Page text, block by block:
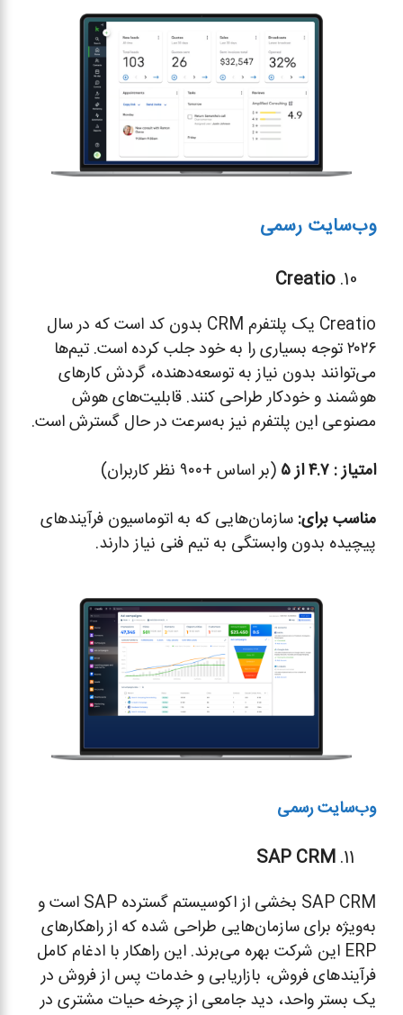
وب‌سایت رسمی
Creatio
Creatio یک پلتفرم CRM بدون کد است که در سال
۲۰۲۶ توجه بسیاری را به خود جلب کرده است. تیم‌ها
می‌توانند بدون نیاز به توسعه‌دهنده، گردش کارهای
هوشمند و خودکار طراحی کنند. قابلیت‌های هوش
مصنوعی این پلتفرم نیز به‌سرعت در حال گسترش است.
امتیاز : ۴.۷ از ۵
(بر اساس +۹۰۰ نظر کاربران)
مناسب برای: سازمان‌هایی که به اتوماسیون فرآیندهای
پیچیده بدون وابستگی به تیم فنی نیاز دارند.
وب‌سایت رسمی
SAP CRM
SAP CRM بخشی از اکوسیستم گسترده SAP است و
به‌ویژه برای سازمان‌هایی طراحی شده که از راهکارهای
ERP این شرکت بهره می‌برند. این راهکار با ادغام کامل
فرآیندهای فروش، بازاریابی و خدمات پس از فروش در
یک بستر واحد، دید جامعی از چرخه حیات مشتری در